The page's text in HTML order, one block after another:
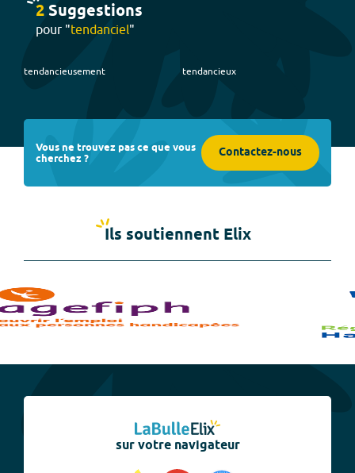
2Suggestions
pour "tendanciel"
tendancieusement tendancieux
Vous ne trouvez pas ce que vous
cherchez ? Contactez-nous
Ils soutiennent Elix
sur votre navigateur